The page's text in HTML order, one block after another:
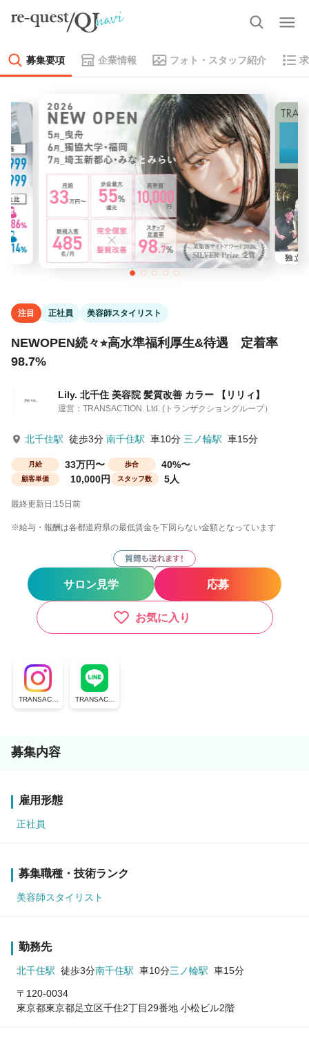
募集要項 企業情報 フォト・スタッフ紹介
注目 正社員 美容師スタイリスト
NEWOPEN続々⭐︎高水準福利厚生&待遇 定着率
98.7%
Lily. 北千住 美容院 髪質改善 カラー 【リリィ】
運営：TRANSACTION. Ltd. (トランザクショングループ）
北千住駅 徒歩3分 南千住駅 車10分 三ノ輪駅 車15分
月給 33万円〜 歩合 40%〜
顧客単価 10,000円 スタッフ数 5人
最終更新日:15日前
※給与・報酬は各都道府県の最低賃金を下回らない金額となっています
サロン見学 応募
お気に入り
TRANSACTI
ON group
TRANSACTI
ON公式ライ
募集内容
雇用形態
正社員
募集職種・技術ランク
美容師スタイリスト
勤務先
北千住駅 徒歩3分南千住駅 車10分三ノ輪駅 車15分
〒120-0034
東京都東京都足立区千住2丁目29番地 小松ビル2階